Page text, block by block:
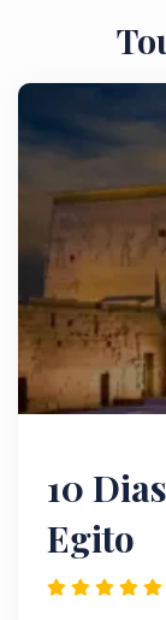
10
Egito